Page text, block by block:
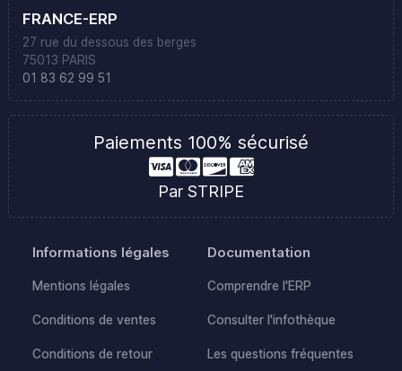
FRANCE-ERP
27 rue du dessous des berges
75013 PARIS
01 83 62 99 51
Paiements 100% sécurisé
Par STRIPE
Informations légales
Mentions légales
Conditions de ventes
Conditions de retour
Documentation
Comprendre l'ERP
Consulter l'infothèque
Les questions fréquentes